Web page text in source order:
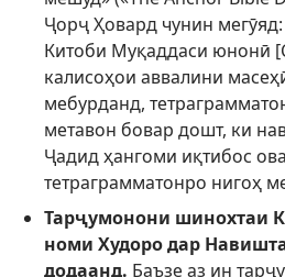
Ҷорҷ Ҳовард чунин
Китоби Муқаддаси юнонӣ
калисоҳои аввалини
мебурданд,
метавон бовар дошт, ки
Ҷадид ҳангоми иқтибос
тетраграмматонро нигоҳ
Тарҷумонони шинохтаи
номи Худоро дар
додаанд. Баъзе аз ин